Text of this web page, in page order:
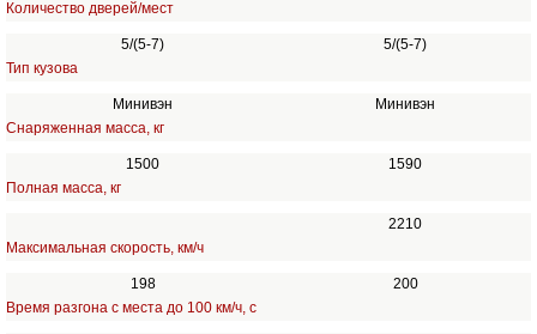
Количество дверей/мест
5/(5-7)
5/(5-7)
Тип кузова
Минивэн
Минивэн
Снаряженная масса, кг
1500
1590
Полная масса, кг
2210
Максимальная скорость, км/ч
198
200
Время разгона с места до 100 км/ч, с